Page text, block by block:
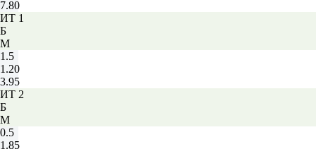
7.80
ИТ 1
Б
М
1.5
1.20
3.95
ИТ 2
Б
М
0.5
1.85